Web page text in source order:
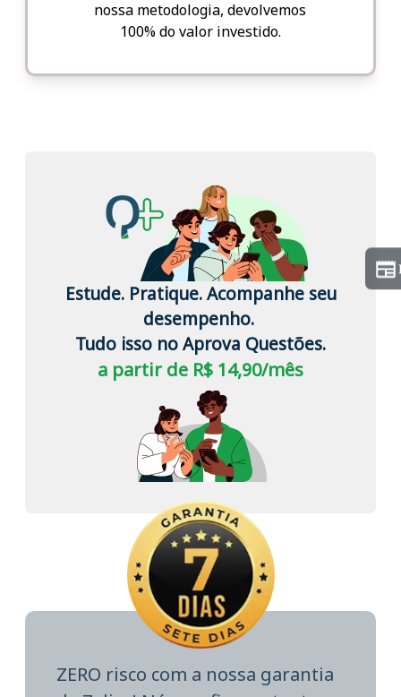
nossa metodologia, devolvemos
100% do valor investido.
Estude. Pratique. Acompanhe seu
desempenho.
Tudo isso no Aprova Questões.
a partir de R$ 14,90/mês
ZERO risco com a nossa garantia